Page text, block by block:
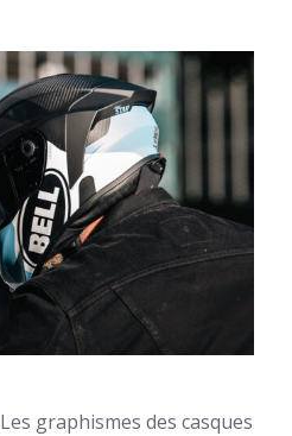
Les graphismes des casques